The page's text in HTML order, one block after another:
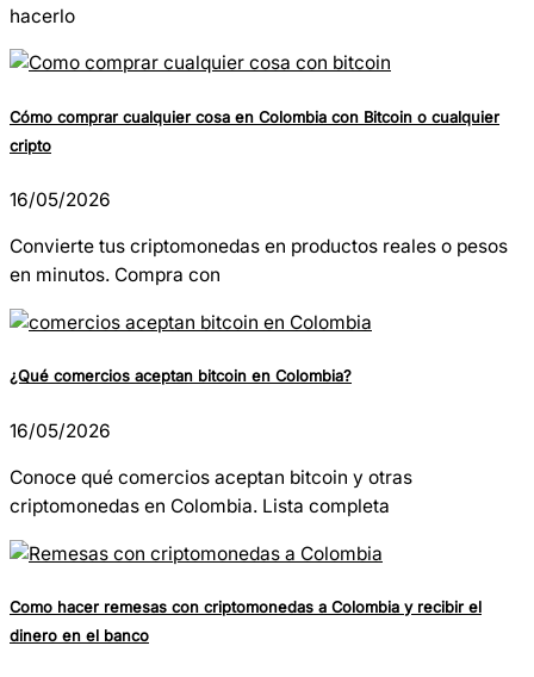
hacerlo
Cómo comprar cualquier cosa en Colombia con Bitcoin o cualquier
cripto
16/05/2026
Convierte tus criptomonedas en productos reales o pesos
en minutos. Compra con
¿Qué comercios aceptan bitcoin en Colombia?
16/05/2026
Conoce qué comercios aceptan bitcoin y otras
criptomonedas en Colombia. Lista completa
Como hacer remesas con criptomonedas a Colombia y recibir el
dinero en el banco